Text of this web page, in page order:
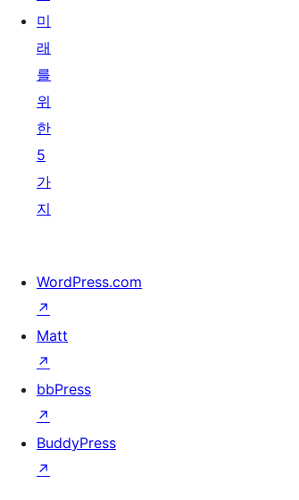
미
래
를
위
한
5
가
지
WordPress.com
↗
Matt
↗
bbPress
↗
BuddyPress
↗